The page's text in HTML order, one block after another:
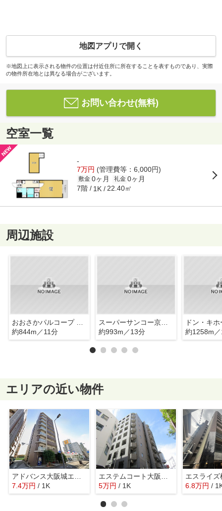
地図アプリで開く
※地図上に表示される物件の位置は付近住所に所在することを表すものであり、実際
の物件所在地とは異なる場合がございます。
お問い合わせ(無料)
空室一覧
-
7万円 (管理費等：6,000円)
敷金 0ヶ月 礼金 0ヶ月
7階 1K 22.40㎡
周辺施設
約844m／11分
スーパーサンコー京橋店
約993m／13分
ドン・キ
約1258m
エリアの近い物件
アドバンス大阪城エストトレージャ
7.4万円 / 1K
エステムコート大阪城前・OBPリバーフロント
5万円 / 1K
エスライズ
6.8万円 /